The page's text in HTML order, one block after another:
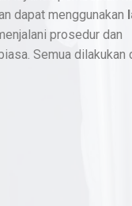
dapat menggunakan
prosedur dan
Semua dilakukan